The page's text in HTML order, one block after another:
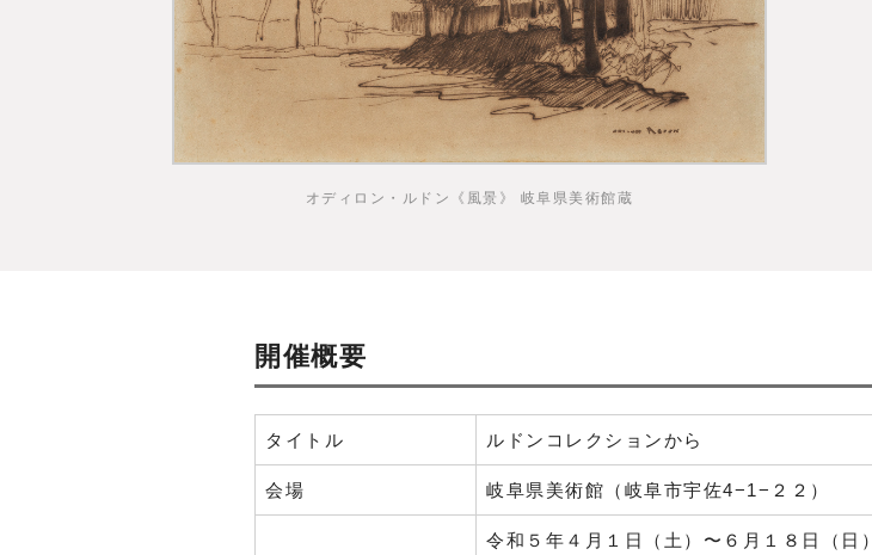
オディロン・ルドン《風景》 岐阜県美術館蔵
開催概要
タイトル ルドンコレクションから
会場 岐阜県美術館（岐阜市宇佐4−1−２２）
令和５年４月１日（土）〜６月１８日（日）